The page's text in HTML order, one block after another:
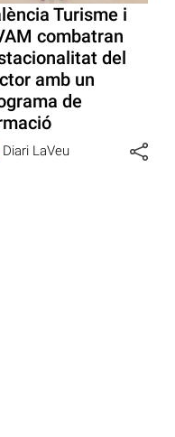
Turisme i
combatran
del
amb un
de
Diari LaVeu